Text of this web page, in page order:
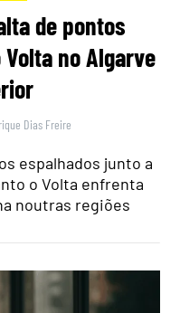
de pontos
no Algarve
Dias Freire
espalhados junto a
o Volta enfrenta
noutras regiões